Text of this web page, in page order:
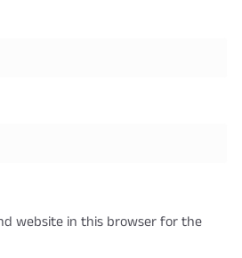
website in this browser for the